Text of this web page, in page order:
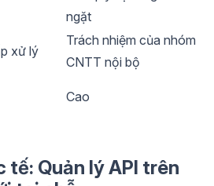
ngặt
xử lý
Trách nhiệm của nhóm
CNTT nội bộ
Cao
tế: Quản lý API trên